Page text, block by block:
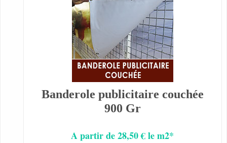
Banderole publicitaire couchée
900 Gr
A partir de 28,50 € le m2*